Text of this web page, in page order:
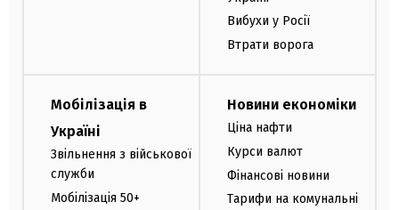
Вибухи у Росії
Втрати ворога
Мобілізація в
Україні
Звільнення з військової
служби
Мобілізація 50+
Новини економіки
Ціна нафти
Курси валют
Фінансові новини
Тарифи на комунальні